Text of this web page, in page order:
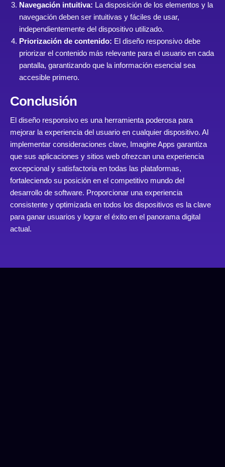
Navegación intuitiva: La disposición de los elementos y la
navegación deben ser intuitivas y fáciles de usar,
independientemente del dispositivo utilizado.
Priorización de contenido: El diseño responsivo debe
priorizar el contenido más relevante para el usuario en cada
pantalla, garantizando que la información esencial sea
accesible primero.
Conclusión
El diseño responsivo es una herramienta poderosa para
mejorar la experiencia del usuario en cualquier dispositivo. Al
implementar consideraciones clave, Imagine Apps garantiza
que sus aplicaciones y sitios web ofrezcan una experiencia
excepcional y satisfactoria en todas las plataformas,
fortaleciendo su posición en el competitivo mundo del
desarrollo de software. Proporcionar una experiencia
consistente y optimizada en todos los dispositivos es la clave
para ganar usuarios y lograr el éxito en el panorama digital
actual.